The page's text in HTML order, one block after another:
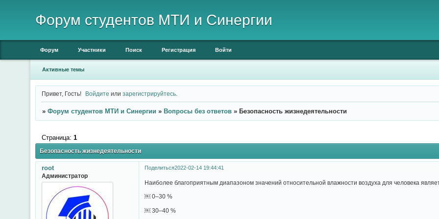
Форум студентов МТИ и Синергии
Форум Участники Поиск Регистрация Войти
Активные темы
Привет, Гость! Войдите илизарегистрируйтесь
» Форум студентов МТИ и Синергии » Вопросы без ответов » Безопасность жизнедеятельности
Безопасность жизнедеятельности
Страница: 1
Поделиться2022-02-14 19:44:41
root
Администратор
Наиболее благоприятным диапазоном значений относительной влажности воздуха для человека
￼ 0–30 %
￼ 30–40 %